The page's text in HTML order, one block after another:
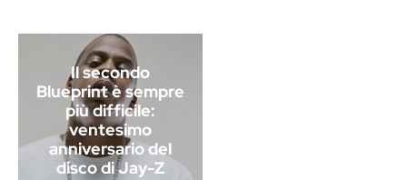
Il secondo
Blueprint è sempre
più difficile:
ventesimo
anniversario del
disco di Jay-Z